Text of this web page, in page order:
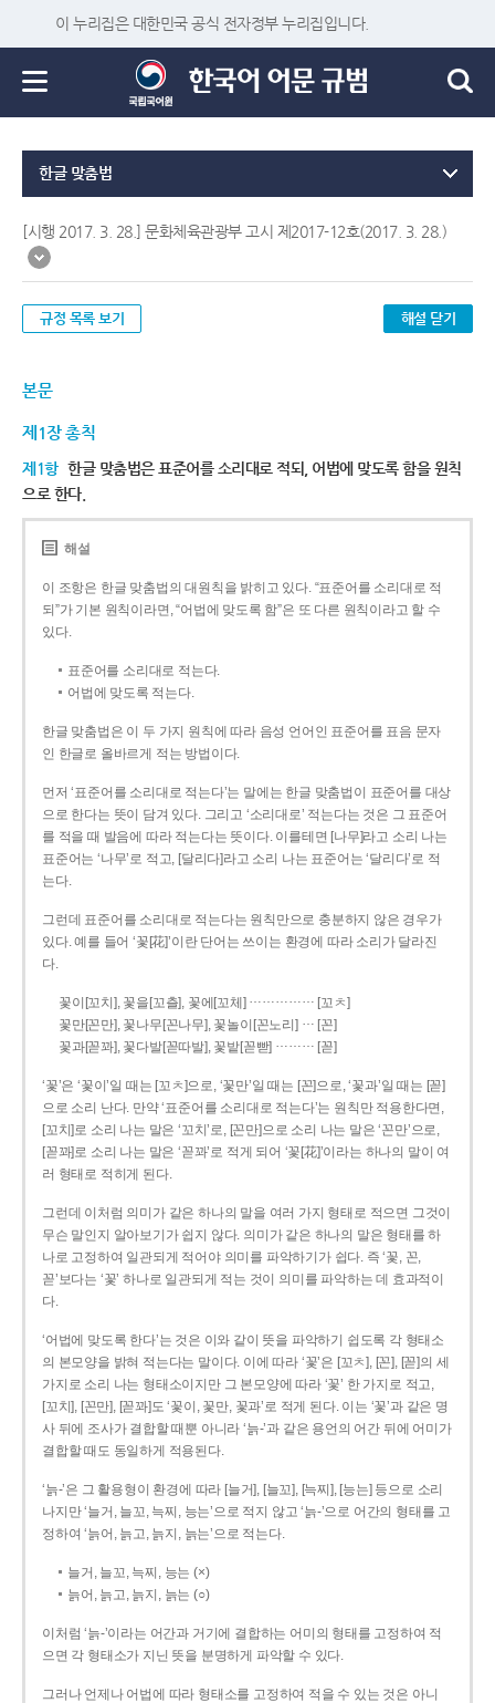
이 누리집은 대한민국 공식 전자정부 누리집입니다.
한글 맞춤법
[시행 2017. 3. 28.] 문화체육관광부 고시 제2017-12호(2017. 3. 28.)
규정 목록 보기 해설 닫기
본문
제1장 총칙
제1항 한글 맞춤법은 표준어를 소리대로 적되, 어법에 맞도록 함을 원칙
으로 한다.
해설
이 조항은 한글 맞춤법의 대원칙을 밝히고 있다. “표준어를 소리대로 적
되”가 기본 원칙이라면, “어법에 맞도록 함”은 또 다른 원칙이라고 할 수
있다.
표준어를 소리대로 적는다.
어법에 맞도록 적는다.
한글 맞춤법은 이 두 가지 원칙에 따라 음성 언어인 표준어를 표음 문자
인 한글로 올바르게 적는 방법이다.
먼저 ‘표준어를 소리대로 적는다’는 말에는 한글 맞춤법이 표준어를 대상
으로 한다는 뜻이 담겨 있다. 그리고 ‘소리대로’ 적는다는 것은 그 표준어
를 적을 때 발음에 따라 적는다는 뜻이다. 이를테면 [나무]라고 소리 나는
표준어는 ‘나무’로 적고, [달리다]라고 소리 나는 표준어는 ‘달리다’로 적
는다.
그런데 표준어를 소리대로 적는다는 원칙만으로 충분하지 않은 경우가
있다. 예를 들어 ‘꽃[花]’이란 단어는 쓰이는 환경에 따라 소리가 달라진
다.
꽃이[꼬치], 꽃을[꼬츨], 꽃에[꼬체] …………… [꼬ㅊ]
꽃만[꼰만], 꽃나무[꼰나무], 꽃놀이[꼰노리] … [꼰]
꽃과[꼳꽈], 꽃다발[꼳따발], 꽃밭[꼳빧] ……… [꼳]
‘꽃’은 ‘꽃이’일 때는 [꼬ㅊ]으로, ‘꽃만’일 때는 [꼰]으로, ‘꽃과’일 때는 [꼳]
으로 소리 난다. 만약 ‘표준어를 소리대로 적는다’는 원칙만 적용한다면,
[꼬치]로 소리 나는 말은 ‘꼬치’로, [꼰만]으로 소리 나는 말은 ‘꼰만’으로,
[꼳꽈]로 소리 나는 말은 ‘꼳꽈’로 적게 되어 ‘꽃[花]’이라는 하나의 말이 여
러 형태로 적히게 된다.
그런데 이처럼 의미가 같은 하나의 말을 여러 가지 형태로 적으면 그것이
무슨 말인지 알아보기가 쉽지 않다. 의미가 같은 하나의 말은 형태를 하
나로 고정하여 일관되게 적어야 의미를 파악하기가 쉽다. 즉 ‘꽃, 꼰,
꼳’보다는 ‘꽃’ 하나로 일관되게 적는 것이 의미를 파악하는 데 효과적이
다.
‘어법에 맞도록 한다’는 것은 이와 같이 뜻을 파악하기 쉽도록 각 형태소
의 본모양을 밝혀 적는다는 말이다. 이에 따라 ‘꽃’은 [꼬ㅊ], [꼰], [꼳]의 세
가지로 소리 나는 형태소이지만 그 본모양에 따라 ‘꽃’ 한 가지로 적고,
[꼬치], [꼰만], [꼳꽈]도 ‘꽃이, 꽃만, 꽃과’로 적게 된다. 이는 ‘꽃’과 같은 명
사 뒤에 조사가 결합할 때뿐 아니라 ‘늙-’과 같은 용언의 어간 뒤에 어미가
결합할 때도 동일하게 적용된다.
‘늙-’은 그 활용형이 환경에 따라 [늘거], [늘꼬], [늑찌], [능는] 등으로 소리
나지만 ‘늘거, 늘꼬, 늑찌, 능는’으로 적지 않고 ‘늙-’으로 어간의 형태를 고
정하여 ‘늙어, 늙고, 늙지, 늙는’으로 적는다.
늘거, 늘꼬, 늑찌, 능는 (×)
늙어, 늙고, 늙지, 늙는 (○)
이처럼 ‘늙-­’이라는 어간과 거기에 결합하는 어미의 형태를 고정하여 적
으면 각 형태소가 지닌 뜻을 분명하게 파악할 수 있다.
그러나 언제나 어법에 따라 형태소를 고정하여 적을 수 있는 것은 아니